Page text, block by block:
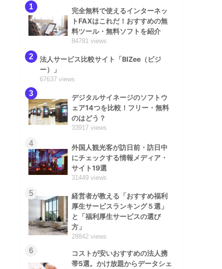
1
完全無料で使えるインターネッ
トFAXはこれだ！おすすめの無
料ツール・無料ソフトを紹介
84781 views
2
法人サービス比較サイト「BIZee（ビジ
ー）」
67637 views
3
デジタルサイネージのソフトウ
ェア14つを比較！フリー・無料
のはどう？
33917 views
4
外国人観光客が訪日前・訪日中
にチェックする情報メディア・
サイト19選
31449 views
5
経営者が教える「おすすめ福利
厚生サービスランキング５選」
と「福利厚生サービスの選び
方」
28842 views
6
コストが安いおすすめの法人携
帯5選。かけ放題からデータシェ